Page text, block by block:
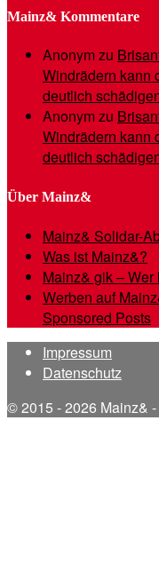
Mainz& Kommentare
Anonymzu
Windrädern kann
deutlich
Anonymzu
Windrädern kann
deutlich
Über Mainz&
Mainz& Solidar-
Was ist Mainz&?
Mainz& gik –
Werben auf
Sponsored Posts
Impressum
Datenschutz
© 2015 - 2026 Mainz&